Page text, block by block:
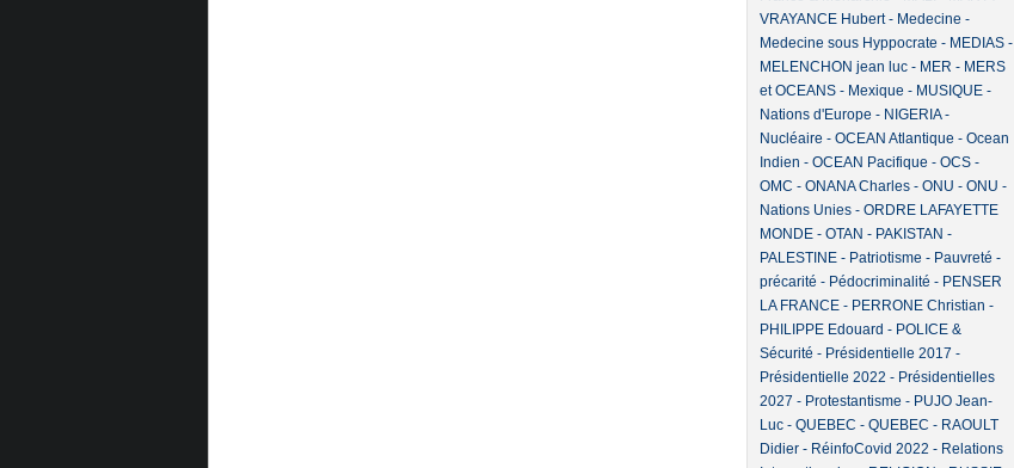
VRAYANCE Hubert- Medecine -
Medecine sous Hyppocrate - MEDIAS-
MELENCHON jean luc- MER - MERS
et OCEANS- Mexique - MUSIQUE-
Nations d'Europe - NIGERIA-
Nucléaire - OCEAN Atlantique - Ocean
Indien - OCEAN Pacifique - OCS-
OMC - ONANA Charles- ONU - ONU -
Nations Unies- ORDRE LAFAYETTE
MONDE- OTAN - PAKISTAN -
PALESTINE- Patriotisme - Pauvreté -
précarité - Pédocriminalité - PENSER
LA FRANCE- PERRONE Christian -
PHILIPPE Edouard - POLICE &
Sécurité - Présidentielle 2017 -
Présidentielle 2022 - Présidentielles
2027 - Protestantisme - PUJO Jean-
Luc- QUEBEC - QUEBEC - RAOULT
Didier- RéinfoCovid 2022 - Relations